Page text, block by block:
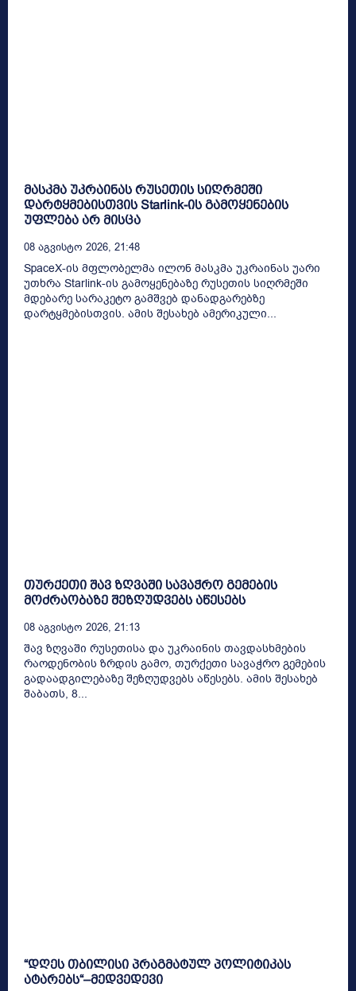
მასკმა უკრაინას რუსეთის სიღრმეში
დარტყმებისთვის Starlink-ის გამოყენების
უფლება არ მისცა
08 Აგვისტო 2026, 21:48
SpaceX-ის მფლობელმა ილონ მასკმა უკრაინას უარი
უთხრა Starlink-ის გამოყენებაზე რუსეთის სიღრმეში
მდებარე სარაკეტო გამშვებ დანადგარებზე
დარტყმებისთვის. ამის შესახებ ამერიკული...
თურქეთი შავ ზღვაში სავაჭრო გემების
მოძრაობაზე შეზღუდვებს აწესებს
08 Აგვისტო 2026, 21:13
შავ ზღვაში რუსეთისა და უკრაინის თავდასხმების
რაოდენობის ზრდის გამო, თურქეთი სავაჭრო გემების
გადაადგილებაზე შეზღუდვებს აწესებს. ამის შესახებ
შაბათს, 8...
“დღეს თბილისი პრაგმატულ პოლიტიკას
ატარებს“–მედვედევი